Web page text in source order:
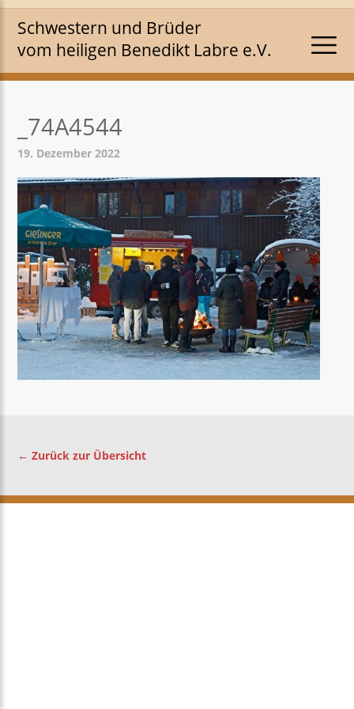
Schwestern und Brüder
vom heiligen Benedikt Labre e.V.
_74A4544
19. Dezember 2022
← Zurück zur Übersicht